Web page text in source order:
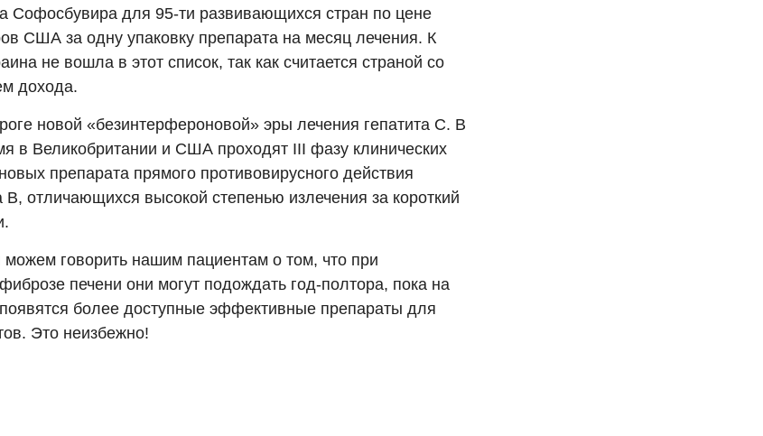
Софосбувира для 95-ти развивающихся стран по цене
США за одну упаковку препарата на месяц лечения. К
не вошла в этот список, так как считается страной со
дохода.
новой «безинтерфероновой» эры лечения гепатита С. В
в Великобритании и США проходят III фазу клинических
препарата прямого противовирусного действия
В, отличающихся высокой степенью излечения за короткий
говорить нашим пациентам о том, что при
печени они могут подождать год-полтора, пока на
более доступные эффективные препараты для
Это неизбежно!